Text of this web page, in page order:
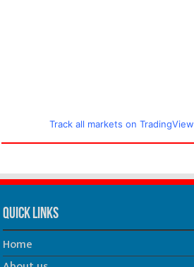
Track all markets on TradingView
Quick Links
Home